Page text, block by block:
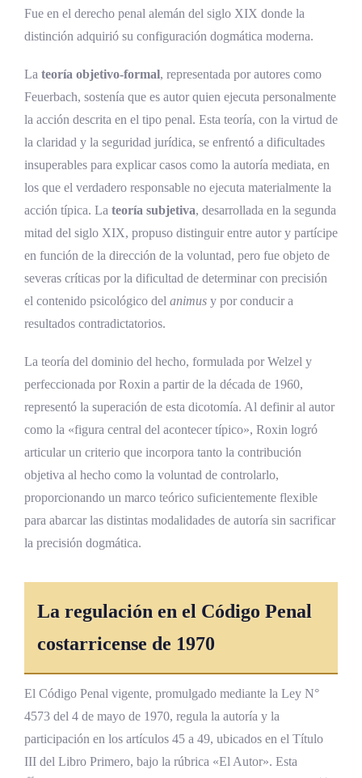
Fue en el derecho penal alemán del siglo XIX donde la
distinción adquirió su configuración dogmática moderna.
La teoría objetivo-formal, representada por autores como
Feuerbach, sostenía que es autor quien ejecuta personalmente
la acción descrita en el tipo penal. Esta teoría, con la virtud de
la claridad y la seguridad jurídica, se enfrentó a dificultades
insuperables para explicar casos como la autoría mediata, en
los que el verdadero responsable no ejecuta materialmente la
acción típica. La teoría subjetiva, desarrollada en la segunda
mitad del siglo XIX, propuso distinguir entre autor y partícipe
en función de la dirección de la voluntad, pero fue objeto de
severas críticas por la dificultad de determinar con precisión
el contenido psicológico del animus y por conducir a
resultados contradictatorios.
La teoría del dominio del hecho, formulada por Welzel y
perfeccionada por Roxin a partir de la década de 1960,
representó la superación de esta dicotomía. Al definir al autor
como la «figura central del acontecer típico», Roxin logró
articular un criterio que incorpora tanto la contribución
objetiva al hecho como la voluntad de controlarlo,
proporcionando un marco teórico suficientemente flexible
para abarcar las distintas modalidades de autoría sin sacrificar
la precisión dogmática.
La regulación en el Código Penal
costarricense de 1970
El Código Penal vigente, promulgado mediante la Ley N°
4573 del 4 de mayo de 1970, regula la autoría y la
participación en los artículos 45 a 49, ubicados en el Título
III del Libro Primero, bajo la rúbrica «El Autor». Esta